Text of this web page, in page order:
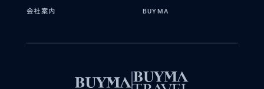
リア』にお任せください！ 現地をよく知
会社案内 BUYMA